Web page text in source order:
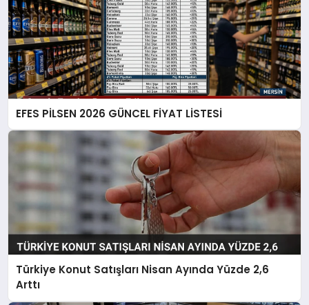
EFES PİLSEN 2026 GÜNCEL FİYAT LİSTESİ
Türkiye Konut Satışları Nisan Ayında Yüzde 2,6
Arttı